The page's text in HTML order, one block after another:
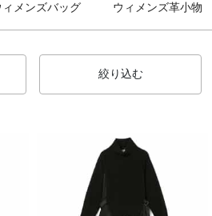
ィメンズバッグ ウィメンズ革小物
絞り込む